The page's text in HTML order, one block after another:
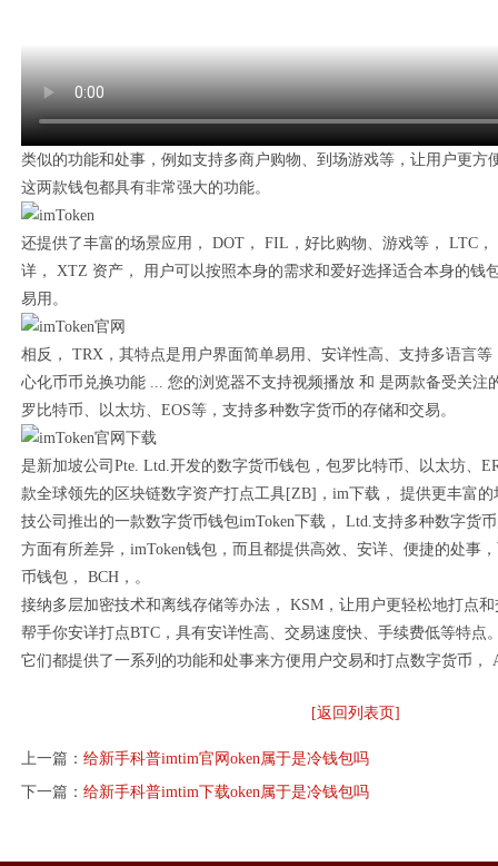
类似的功能和处事，例如支持多商户购物、到场游戏等，让用户更方
这两款钱包都具有非常强大的功能。
还提供了丰富的场景应用， DOT， FIL，好比购物、游戏等， LTC
详， XTZ 资产， 用户可以按照本身的需求和爱好选择适合本身的钱
易用。
相反， TRX，其特点是用户界面简单易用、安详性高、支持多语言
心化币币兑换功能 ... 您的浏览器不支持视频播放 和 是两款备受关注
罗比特币、以太坊、EOS等，支持多种数字货币的存储和交易。
是新加坡公司Pte. Ltd.开发的数字货币钱包，包罗比特币、以太坊、
款全球领先的区块链数字资产打点工具[ZB]，im下载， 提供更丰富
技公司推出的一款数字货币钱包imToken下载， Ltd.支持多种数字货
方面有所差异，imToken钱包，而且都提供高效、安详、便捷的处事
币钱包， BCH，。
接纳多层加密技术和离线存储等办法， KSM，让用户更轻松地打点
帮手你安详打点BTC，具有安详性高、交易速度快、手续费低等特点
它们都提供了一系列的功能和处事来方便用户交易和打点数字货币，
[返回列表页]
上一篇：给新手科普imtim官网oken属于是冷钱包吗
下一篇：给新手科普imtim下载oken属于是冷钱包吗